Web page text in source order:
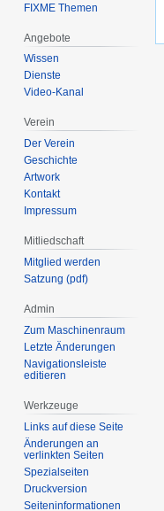
FIXME Themen
Angebote
Wissen
Dienste
Video-Kanal
Verein
Der Verein
Geschichte
Artwork
Kontakt
Impressum
Mitliedschaft
Mitglied werden
Satzung (pdf)
Admin
Zum Maschinenraum
Letzte Änderungen
Navigationsleiste
editieren
Werkzeuge
Links auf diese Seite
Änderungen an
verlinkten Seiten
Spezialseiten
Druckversion
Seiten­­informationen